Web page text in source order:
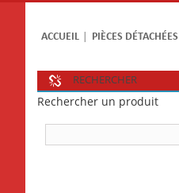
ACCUEIL PIÈCES DÉTACHÉES
RECHERCHER
Rechercher un produit